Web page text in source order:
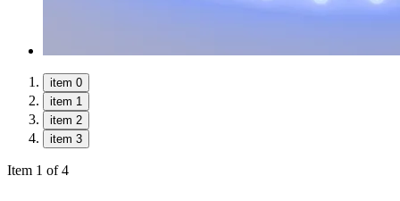
item 0
item 1
item 2
item 3
Item 1 of 4